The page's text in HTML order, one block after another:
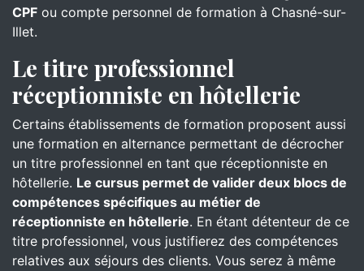
CPF ou compte personnel de formation à Chasné-sur-
Illet.
Le titre professionnel
réceptionniste en hôtellerie
Certains établissements de formation proposent aussi
une formation en alternance permettant de décrocher
un titre professionnel en tant que réceptionniste en
hôtellerie. Le cursus permet de valider deux blocs de
compétences spécifiques au métier de
réceptionniste en hôtellerie. En étant détenteur de ce
titre professionnel, vous justifierez des compétences
relatives aux séjours des clients. Vous serez à même